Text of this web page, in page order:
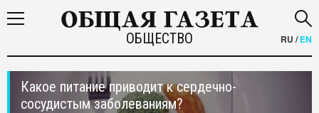
ОБЩЕСТВО RU /EN
Какое питание приводит к сердечно-
сосудистым заболеваниям?